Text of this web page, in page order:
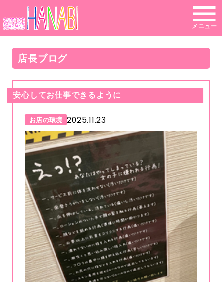
メニュー
店長ブログ
安心してお仕事できるように
お店の環境 2025.11.23